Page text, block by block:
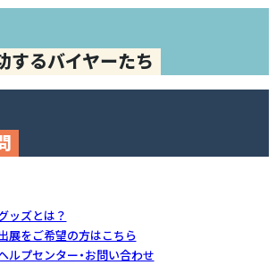
するバイヤーたち
ッズとは？
展をご希望の方はこちら
ルプセンター・お問い合わせ